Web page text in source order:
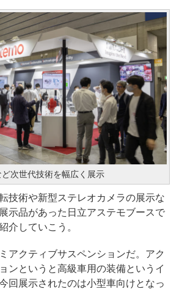
次世代技術を幅広く展示
技術や新型ステレオカメラの展示な
示品があった日立アステモブースで
介していこう。
アクティブサスペンションだ。アク
ンというと高級車用の装備というイ
回展示されたのは小型車向けとなっ